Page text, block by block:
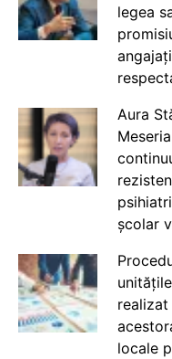
legea
Aura
școlar
locale